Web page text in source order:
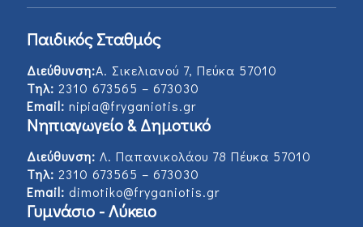
Παιδικός Σταθμός
Διεύθυνση:Α. Σικελιανού 7, Πεύκα 57010
Τηλ: 2310 673565 – 673030
Email: nipia@fryganiotis.gr
Νηπιαγωγείο & Δημοτικό
Διεύθυνση: Λ. Παπανικολάου 78 Πέυκα 57010
Τηλ: 2310 673565 – 673030
Email: dimotiko@fryganiotis.gr
Γυμνάσιο - Λύκειο